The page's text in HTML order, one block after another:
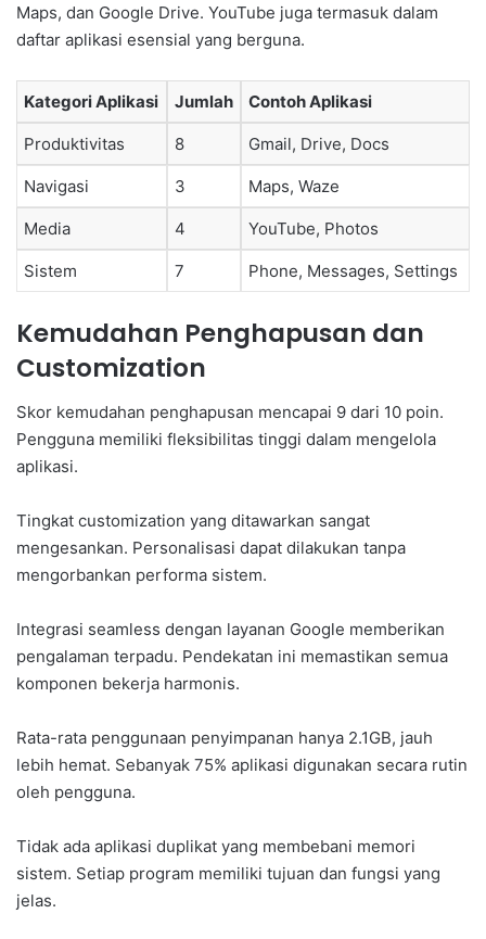
Maps, dan Google Drive. YouTube juga termasuk dalam
daftar aplikasi esensial yang berguna.
Kategori Aplikasi Jumlah Contoh Aplikasi
Produktivitas 8 Gmail, Drive, Docs
Navigasi 3 Maps, Waze
Media 4 YouTube, Photos
Sistem 7 Phone, Messages, Settings
Kemudahan Penghapusan dan
Customization
Skor kemudahan penghapusan mencapai 9 dari 10 poin.
Pengguna memiliki fleksibilitas tinggi dalam mengelola
aplikasi.
Tingkat customization yang ditawarkan sangat
mengesankan. Personalisasi dapat dilakukan tanpa
mengorbankan performa sistem.
Integrasi seamless dengan layanan Google memberikan
pengalaman terpadu. Pendekatan ini memastikan semua
komponen bekerja harmonis.
Rata-rata penggunaan penyimpanan hanya 2.1GB, jauh
lebih hemat. Sebanyak 75% aplikasi digunakan secara rutin
oleh pengguna.
Tidak ada aplikasi duplikat yang membebani memori
sistem. Setiap program memiliki tujuan dan fungsi yang
jelas.